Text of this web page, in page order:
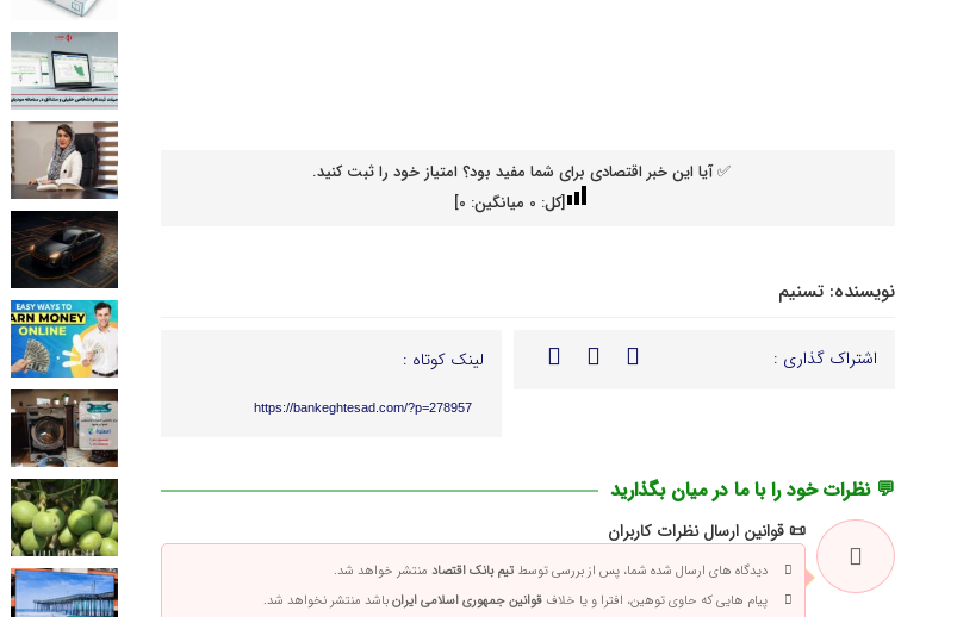
✅ آیا این خبر اقتصادی برای شما مفید بود؟ امتیاز خود را ثبت کنید.
[کل: 0 میانگین: 0
]
نویسنده: تسنیم
اشتراک گذاری : لینک کوتاه :
https://bankeghtesad.com/?p=278957
💬 نظرات خود را با ما در میان بگذارید
📜 قوانین ارسال نظرات کاربران
دیدگاه های ارسال شده شما، پس از بررسی توسط تیم بانک اقتصاد منتشر خواهد شد.
پیام هایی که حاوی توهین، افترا و یا خلاف قوانین جمهوری اسلامی ایرانباشد منتشر نخواهد شد.